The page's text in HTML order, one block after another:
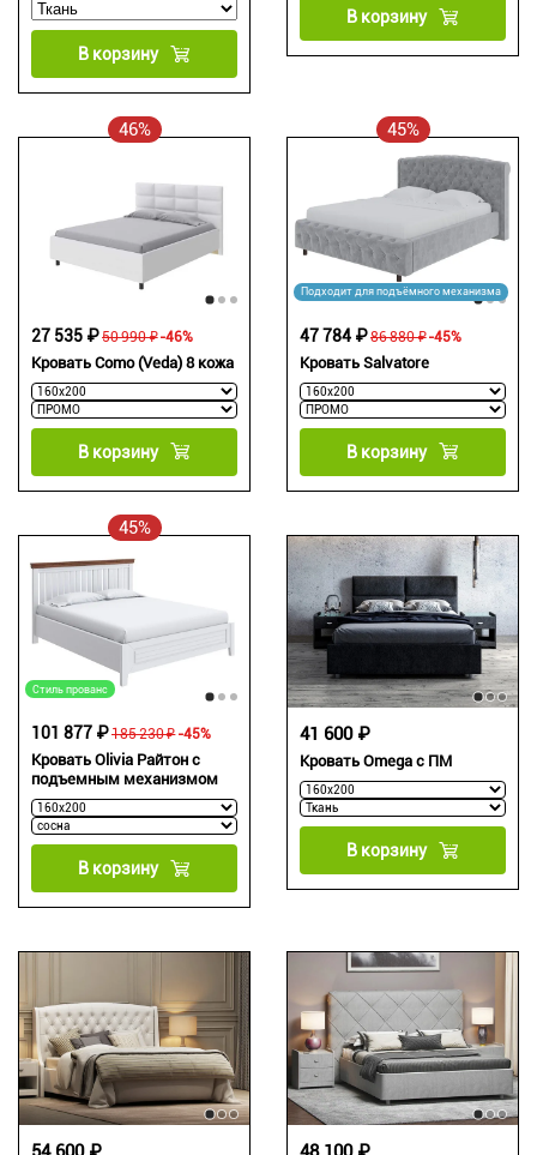
В корзину
В корзину
46%
Кровать Como (Veda) 8 кожа
50 990 ₽
27 535 ₽ -46%
В корзину
45%
Подходит для подъёмного механизма
Кровать Salvatore
86 880 ₽
47 784 ₽ -45%
В корзину
45%
Стиль прованс
Кровать Olivia Райтон с
подъемным механизмом
185 230 ₽
101 877 ₽ -45%
В корзину
Кровать Omega с ПМ
41 600 ₽
В корзину